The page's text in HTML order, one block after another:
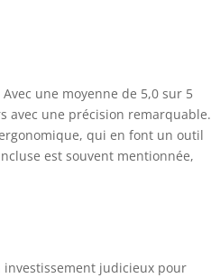
une moyenne de 5,0 sur 5
avec une précision remarquable.
qui en font un outil
est souvent mentionnée,
investissement judicieux pour